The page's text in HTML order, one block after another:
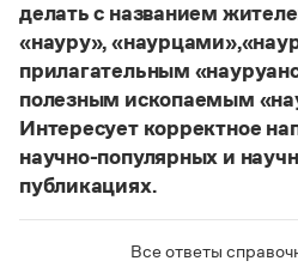
делать с названием
«науру»,
прилагательным
полезным ископаемым
Интересует корректное
научно-популярных и
публикациях.
Изменение касается
названия государства. Все
Все ответы